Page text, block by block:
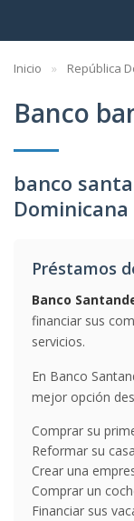
Inicio República
Banco
banco
Dominicana
Préstamos
Banco
financiar sus
servicios.
En Banco
mejor opción
Comprar su
Reformar su casa
Crear una
Comprar un
Financiar sus